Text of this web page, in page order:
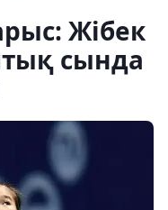
Жібек
сында